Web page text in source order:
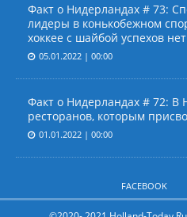
Факт о Нидерландах # 73:
лидеры в конькобежном
хоккее с шайбой успехов нет
05.01.2022 | 00:00
Факт о Нидерландах # 72: В
ресторанов, которым
01.01.2022 | 00:00
FACEBOOK